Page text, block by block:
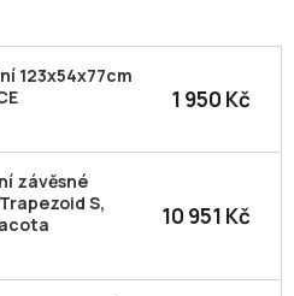
123x54x77cm
1 950 Kč
závěsné
S,
10 951 Kč